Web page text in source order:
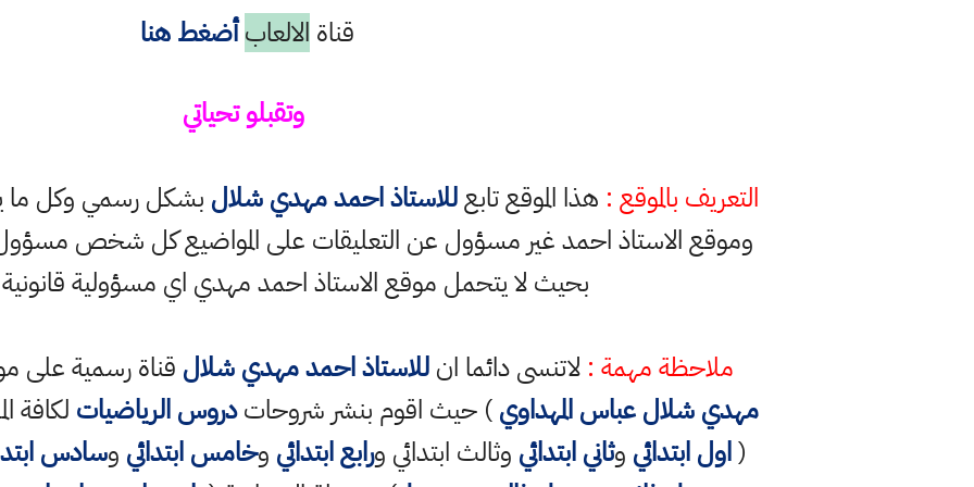
قناة الالعاب أضغط هنا
وتقبلو تحياتي
التعريف بالموقع : هذا الموقع تابعللاستاذ احمد مهدي شلال بشكل رسمي وكل ما
وموقع الاستاذ احمد غير مسؤول عن التعليقات على المواضيع كل شخص مسؤول
بحيث لا يتحمل موقع الاستاذ احمد مهدي اي مسؤولية
ملاحظة مهمة : لاتنسى دائما انللاستاذ احمد مهدي شلال قناة رسمية على
مهدي شلال عباس المهداوي) حيث اقوم بنشر شروحاتدروس الرياضيات لكافة
(اول ابتدائي وثاني ابتدائي وثالث ابتدائي ورابع ابتدائي وخامس ابتدائي وسادس